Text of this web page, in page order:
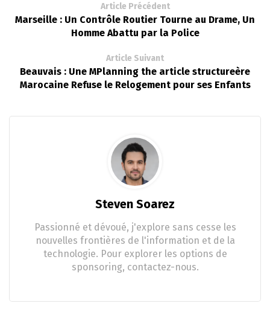
Article Précédent
Marseille : Un Contrôle Routier Tourne au Drame, Un
Homme Abattu par la Police
Article Suivant
Beauvais : Une MPlanning the article structureère
Marocaine Refuse le Relogement pour ses Enfants
Steven Soarez
Passionné et dévoué, j'explore sans cesse les
nouvelles frontières de l'information et de la
technologie. Pour explorer les options de
sponsoring, contactez-nous.